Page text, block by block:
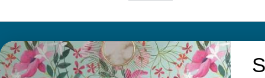
KONTAKT INFORMATION